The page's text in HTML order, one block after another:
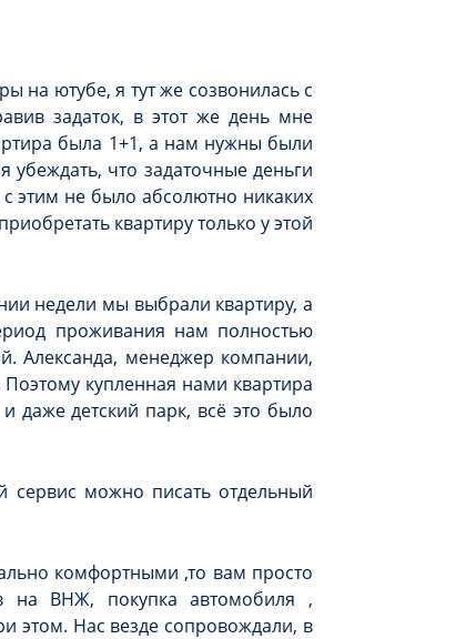
на ютубе, я тут же созвонилась с
задаток, в этот же день мне
была 1+1, а нам нужны были
что задаточные деньги
этим не было абсолютно никаких
квартиру только у этой
недели мы выбрали квартиру, а
проживания нам полностью
Александа, менеджер компании,
купленная нами квартира
даже детский парк, всё это было
сервис можно писать отдельный
комфортными ,то вам просто
на ВНЖ, покупка автомобиля ,
этом. Нас везде сопровождали, в